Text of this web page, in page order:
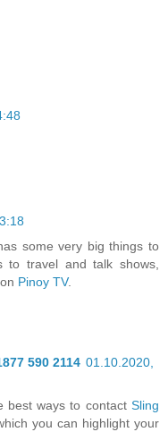
some very big things to
to travel and talk shows,
Pinoy TV.
590 2114 01.10.2020,
best ways to contact Sling
you can highlight your